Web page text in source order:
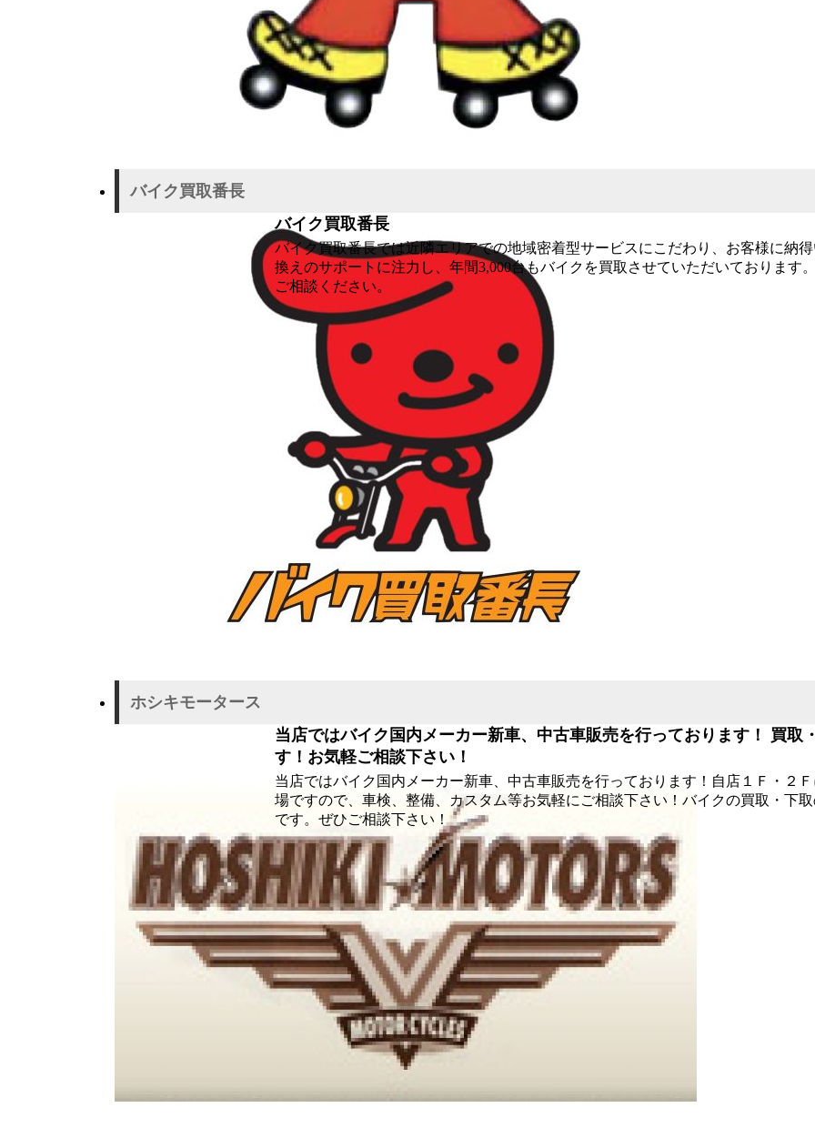
バイク買取番長
バイク買取番長
バイク買取番長では近隣エリアでの地域密着型サービスにこだわり、お客様に納
換えのサポートに注力し、年間3,000台もバイクを買取させていただいております
ご相談ください。
ホシキモータース
当店ではバイク国内メーカー新車、中古車販売を行っております！ 買取
す！お気軽ご相談下さい！
当店ではバイク国内メーカー新車、中古車販売を行っております！自店１Ｆ・２
場ですので、車検、整備、カスタム等お気軽にご相談下さい！バイクの買取・下
です。ぜひご相談下さい！